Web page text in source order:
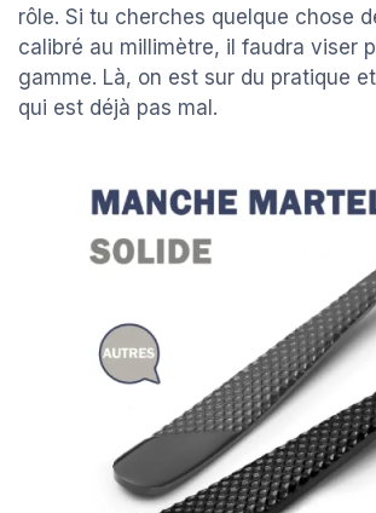
rôle. Si tu cherches quelque chose
calibré au millimètre, il faudra viser
gamme. Là, on est sur du pratique
qui est déjà pas mal.